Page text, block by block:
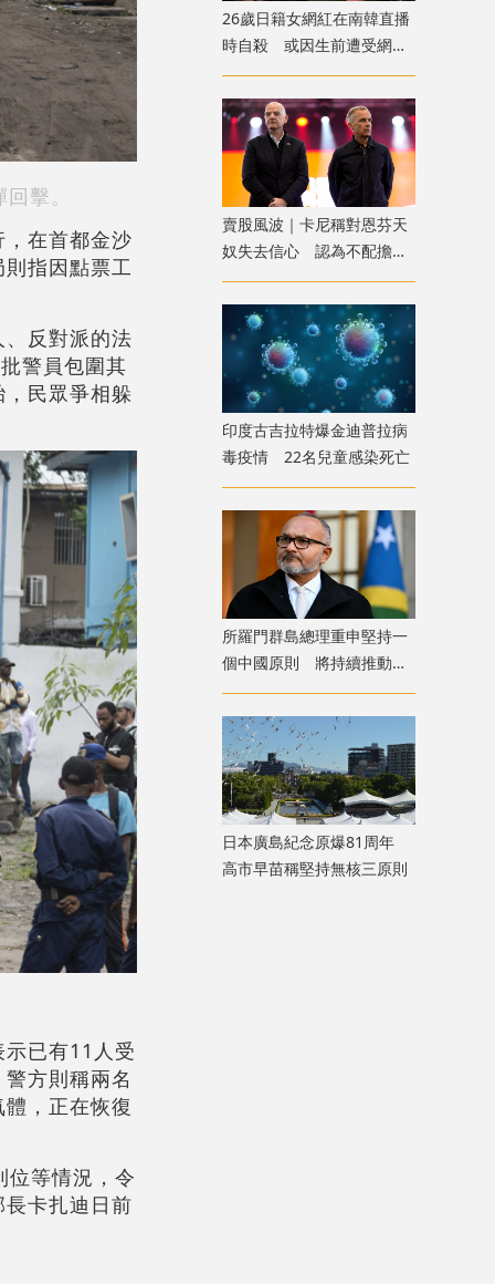
擊。
在首都金沙
指因點票工
反對派的法
警員包圍其
民眾爭相躲
已有11人受
方則稱兩名
，正在恢復
位等情況，令
卡扎迪日前
26歲日籍女網紅在南韓直播
時自殺 或因生前遭受網
暴 警方介入調查
賣股風波｜卡尼稱對恩芬天
奴失去信心 認為不配擔任
FIFA領導人職位
印度古吉拉特爆金迪普拉病
毒疫情 22名兒童感染死亡
​所羅門群島總理重申堅持一
個中國原則 將持續推動中
所友好合作
日本廣島紀念原爆81周年
高市早苗稱堅持無核三原則